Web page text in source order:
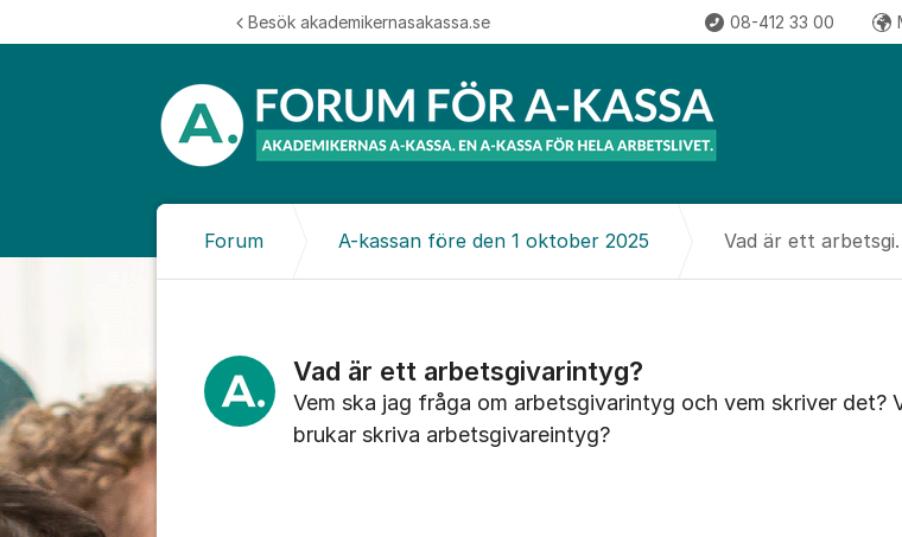
Besök akademikernasakassa.se 08-412 33 00
Forum A-kassan före den 1 oktober 2025 Vad är
Vad är ett arbetsgivarintyg?
Vem ska jag fråga om arbetsgivarintyg och vem skriver det?
brukar skriva arbetsgivareintyg?